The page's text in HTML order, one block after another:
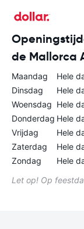
de Mallorca
Maandag
Hele
Dinsdag
Hele
Woensdag Hele
Donderdag Hele
Vrijdag
Hele
Zaterdag
Hele
Zondag
Hele
Let op! Op